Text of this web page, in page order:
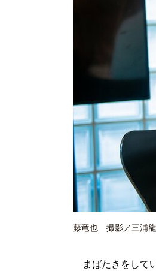
藤竜也 撮影／三浦龍
まばたきをして